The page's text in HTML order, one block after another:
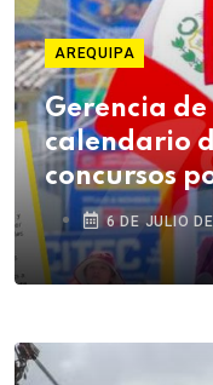
AREQUIPA
Gerencia
calendario
concursos
6 DE JULIO